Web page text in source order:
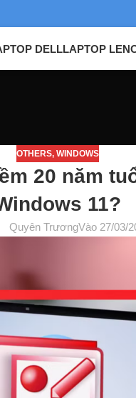
DELLLAPTOP
OTHERS, WINDOWS
20 năm
11?
Quyên TrươngVào 27/03/